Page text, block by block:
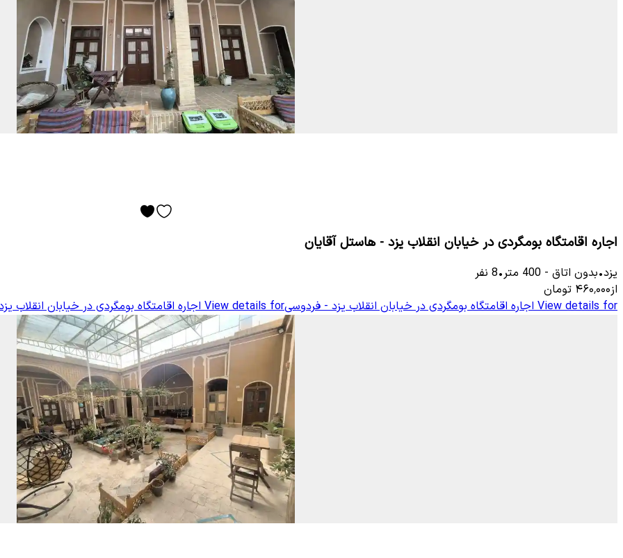
اجاره اقامتگاه بومگردی در خیابان انقلاب یزد - هاستل آقایان
یزد•بدون اتاق -
400 متر•
8 نفر
از۴۶۰٬۰۰۰ تومان
View details for اجاره اقامتگاه بومگردی در خیابان انقلاب یزد - فردوسیView details for اجاره اقامتگاه بومگردی در خیابان انقلاب